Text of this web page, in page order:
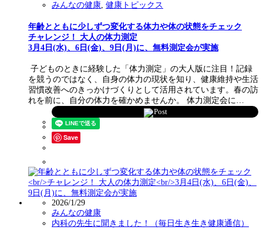
みんなの健康, 健康トピックス
年齢とともに少しずつ変化する体力や体の状態をチェック
チャレンジ！ 大人の体力測定
3月4日(水)、6日(金)、9日(月)に、無料測定会が実施
子どものときに経験した「体力測定」の大人版に注目！記録
を競うのではなく、自身の体力の現状を知り、健康維持や生活
習慣改善へのきっかけづくりとして活用されています。春の訪
れを前に、自分の体力を確かめませんか。 体力測定会に…
Post
Save
2026/1/29
みんなの健康
内科の先生に聞きました！（毎日生き生き健康通信）